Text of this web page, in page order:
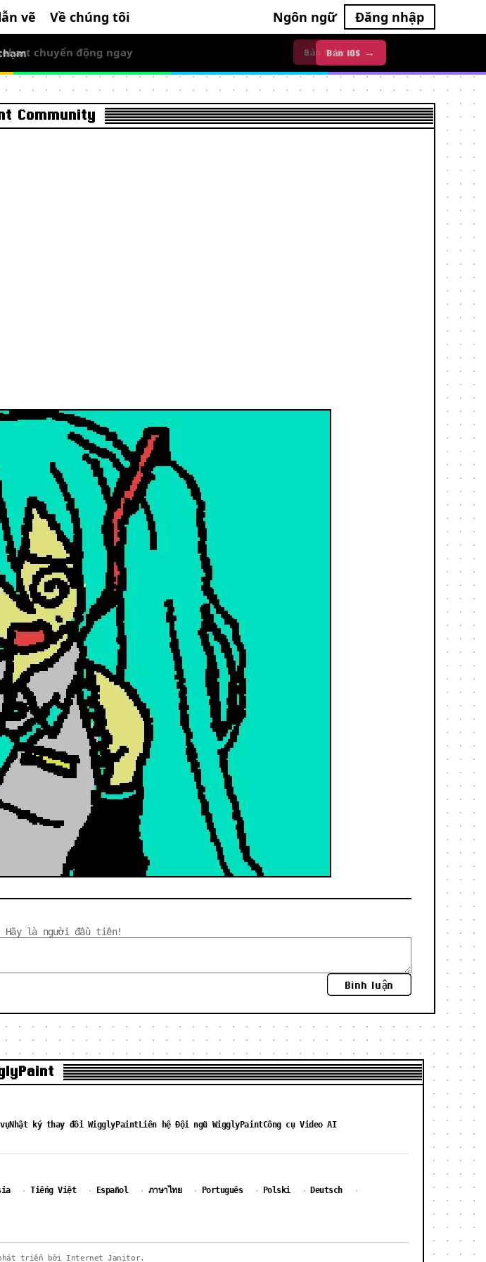
vẽ Về chúng tôi Ngôn ngữ Đăng nhập
art chuyển động ngay Bản Android →
Bản iOS →
Community
Hãy là người đầu tiên!
Bình luận
Nhật ký thay đổi WigglyPaintLiên hệ Đội ngũ WigglyPaintCông cụ Video AI
· Tiếng Việt · Español · ภาษาไทย · Português · Polski · Deutsch ·
phát triển bởi Internet Janitor.